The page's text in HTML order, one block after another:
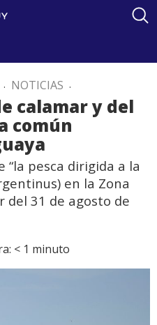
. NOTICIAS .
calamar y del
común
“la pesca dirigida a la
en la Zona
del 31 de agosto de
< 1 minuto